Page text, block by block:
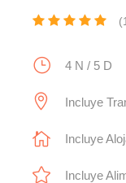
4 N / 5 D
Incluye
Incluye
Incluye